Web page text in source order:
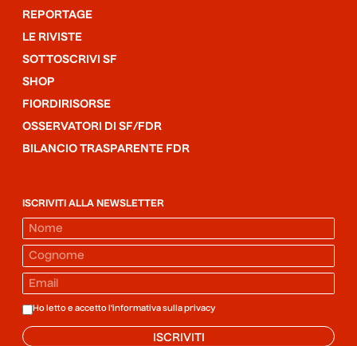
REPORTAGE
LE RIVISTE
SOTTOSCRIVI SF
SHOP
FIORDIRISORSE
OSSERVATORI DI SF/FDR
BILANCIO TRASPARENTE FDR
ISCRIVITI ALLA NEWSLETTER
Ho letto e accetto l'informativa sulla privacy
ISCRIVITI